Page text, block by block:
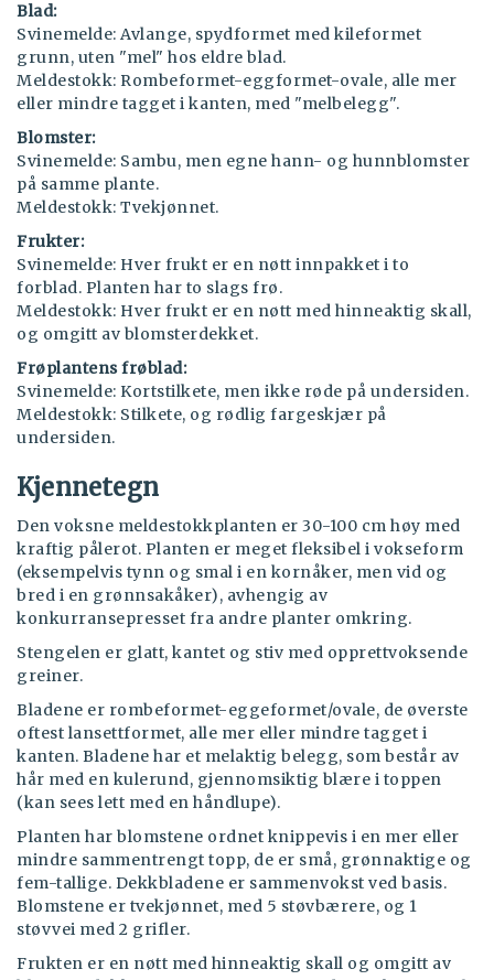
Blad:
Svinemelde: Avlange, spydformet med kileformet
grunn, uten "mel" hos eldre blad.
Meldestokk: Rombeformet-eggformet-ovale, alle mer
eller mindre tagget i kanten, med "melbelegg".
Blomster:
Svinemelde: Sambu, men egne hann- og hunnblomster
på samme plante.
Meldestokk: Tvekjønnet.
Frukter:
Svinemelde: Hver frukt er en nøtt innpakket i to
forblad. Planten har to slags frø.
Meldestokk: Hver frukt er en nøtt med hinneaktig skall,
og omgitt av blomsterdekket.
Frøplantens frøblad:
Svinemelde: Kortstilkete, men ikke røde på undersiden.
Meldestokk: Stilkete, og rødlig fargeskjær på
undersiden.
Kjennetegn
Den voksne meldestokkplanten er 30-100 cm høy med
kraftig pålerot. Planten er meget fleksibel i vokseform
(eksempelvis tynn og smal i en kornåker, men vid og
bred i en grønnsakåker), avhengig av
konkurransepresset fra andre planter omkring.
Stengelen er glatt, kantet og stiv med opprettvoksende
greiner.
Bladene er rombeformet-eggeformet/ovale, de øverste
oftest lansettformet, alle mer eller mindre tagget i
kanten. Bladene har et melaktig belegg, som består av
hår med en kulerund, gjennomsiktig blære i toppen
(kan sees lett med en håndlupe).
Planten har blomstene ordnet knippevis i en mer eller
mindre sammentrengt topp, de er små, grønnaktige og
fem-tallige. Dekkbladene er sammenvokst ved basis.
Blomstene er tvekjønnet, med 5 støvbærere, og 1
støvvei med 2 grifler.
Frukten er en nøtt med hinneaktig skall og omgitt av